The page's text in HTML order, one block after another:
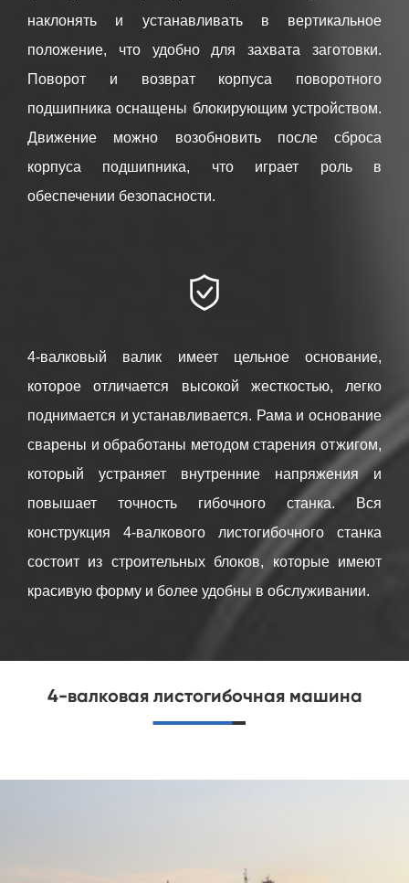
наклонять и устанавливать в вертикальное
положение, что удобно для захвата заготовки.
Поворот и возврат корпуса поворотного
подшипника оснащены блокирующим устройством.
Движение можно возобновить после сброса
корпуса подшипника, что играет роль в
обеспечении безопасности.

4-валковый валик имеет цельное основание,
которое отличается высокой жесткостью, легко
поднимается и устанавливается. Рама и основание
сварены и обработаны методом старения отжигом,
который устраняет внутренние напряжения и
повышает точность гибочного станка. Вся
конструкция 4-валкового листогибочного станка
состоит из строительных блоков, которые имеют
красивую форму и более удобны в обслуживании.
4-валковая листогибочная машина